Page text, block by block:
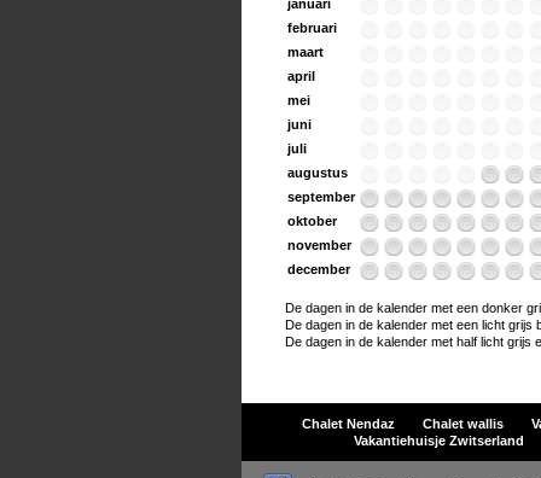
januari
februari
maart
april
mei
juni
juli
augustus
september
oktober
november
december
De dagen in de kalender met een donker
De dagen in de kalender met een licht grijs
De dagen in de kalender met half licht
Chalet Nendaz Chalet wallis
Vakantiehuisje Zwitserland